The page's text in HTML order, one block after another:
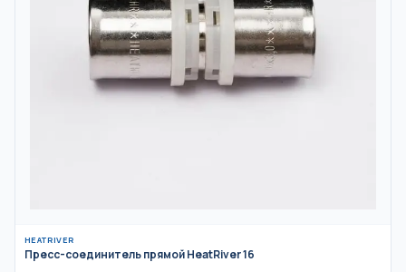
HEATRIVER
Пресс-соединитель прямой HeatRiver 16